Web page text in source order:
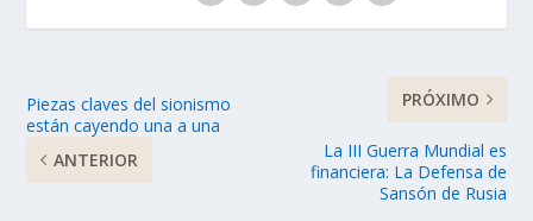
Piezas claves del sionismo
están cayendo una a una
ANTERIOR
PRÓXIMO
La III Guerra Mundial es
financiera: La Defensa de
Sansón de Rusia